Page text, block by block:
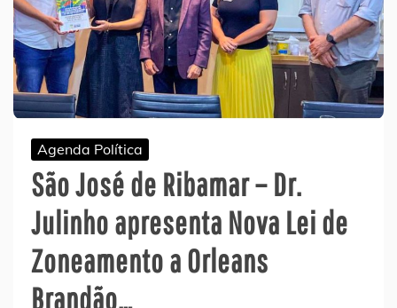
Agenda Política
São José de Ribamar – Dr.
Julinho apresenta Nova Lei de
Zoneamento a Orleans
Brandão…